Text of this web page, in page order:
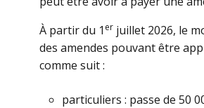
À partir du 1 er juillet 2026, le
des amendes pouvant être
comme suit :
particuliers : passe de 50